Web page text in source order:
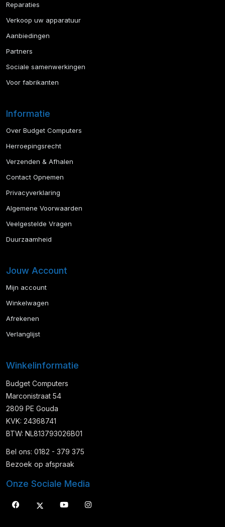
Reparaties
Verkoop uw apparatuur
Aanbiedingen
Partners
Sociale samenwerkingen
Voor fabrikanten
Informatie
Over Budget Computers
Herroepingsrecht
Verzenden & Afhalen
Contact Opnemen
Privacyverklaring
Algemene Voorwaarden
Veelgestelde Vragen
Duurzaamheid
Jouw Account
Mijn account
Winkelwagen
Afrekenen
Verlanglijst
Winkelinformatie
Budget Computers
Marconistraat 54
2809 PE Gouda
KVK: 24368741
BTW: NL813793026B01
Bel ons: 0182 - 379 375
Bezoek op afspraak
Onze Sociale Media